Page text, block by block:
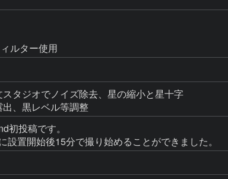
ルター使用
タジオでノイズ除去、星の縮小と星十字
、黒レベル等調整
初投稿です。
設置開始後15分で撮り始めることができました。